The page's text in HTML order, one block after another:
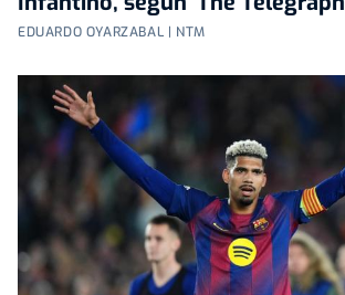
EDUARDO OYARZABAL | NTM